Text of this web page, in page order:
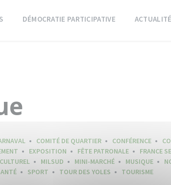
DÉMOCRATIE PARTICIPATIVE
COMITÉ DE QUARTIER CONFÉRENCE
EXPOSITION FÊTE PATRONALE FRANCE
MILSUD MINI-MARCHÉ MUSIQUE
SPORT TOUR DES YOLES TOURISME